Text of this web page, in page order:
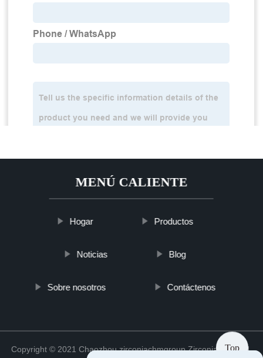
MENÚ CALIENTE
Hogar Productos
Noticias Blog
Sobre nosotros Contáctenos
Copyright © 2021 Chaozhou zirconiachmgroup Zirconia Co., Ltd.
Top